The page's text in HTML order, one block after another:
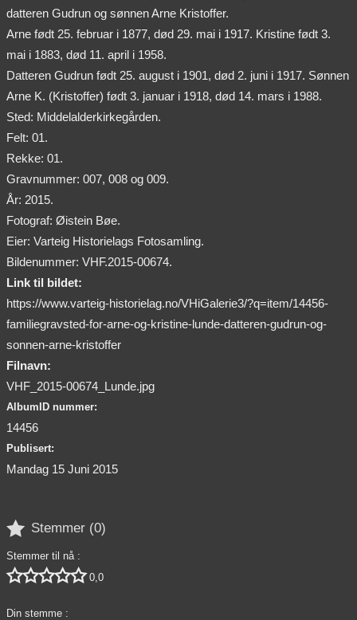
datteren Gudrun og sønnen Arne Kristoffer.
Arne født 25. februar i 1877, død 29. mai i 1917. Kristine født 3.
mai i 1883, død 11. april i 1958.
Datteren Gudrun født 25. august i 1901, død 2. juni i 1917. Sønnen
Arne K. (Kristoffer) født 3. januar i 1918, død 14. mars i 1988.
Sted: Middelalderkirkegården.
Felt: 01.
Rekke: 01.
Gravnummer: 007, 008 og 009.
År: 2015.
Fotograf: Øistein Bøe.
Eier: Varteig Historielags Fotosamling.
Bildenummer: VHF.2015-00674.
Link til bildet:
https://www.varteig-historielag.no/VHiGalerie3/?q=item/14456-
familiegravsted-for-arne-og-kristine-lunde-datteren-gudrun-og-
sonnen-arne-kristoffer
Filnavn:
VHF_2015-00674_Lunde.jpg
AlbumID nummer:
14456
Publisert:
Mandag 15 Juni 2015
 Stemmer (0)
Stemmer til nå :
 0,0
Din stemme :